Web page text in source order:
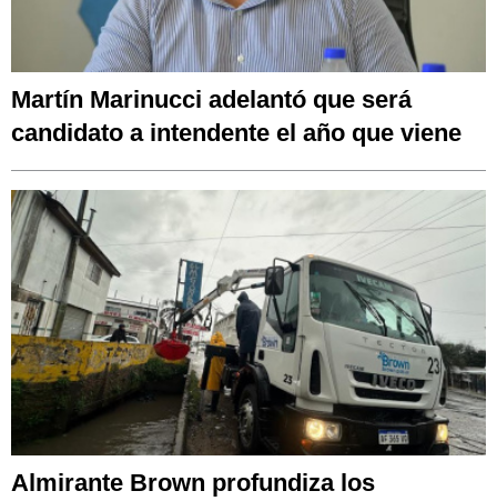
Martín Marinucci adelantó que será
candidato a intendente el año que viene
Almirante Brown profundiza los